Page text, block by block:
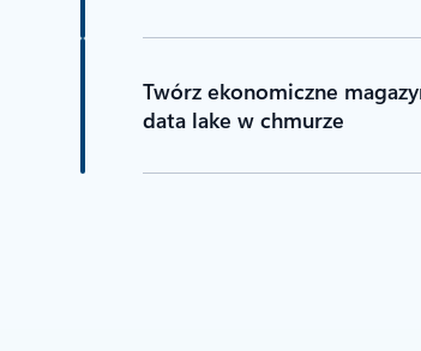
Twórz ekonomiczne
data lake w chmurze